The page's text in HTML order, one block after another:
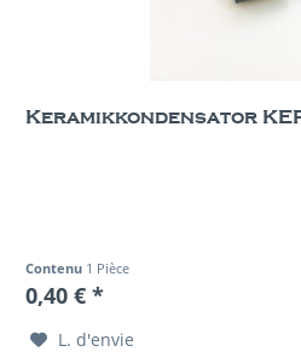
Keramikkondensator
Contenu 1 Pièce
0,40 € *
L. d'envie